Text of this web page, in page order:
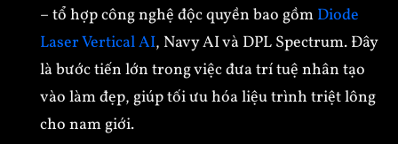
– tổ hợp công nghệ độc quyền bao gồm Diode
Laser Vertical AI, Navy AI và DPL Spectrum. Đây
là bước tiến lớn trong việc đưa trí tuệ nhân tạo
vào làm đẹp, giúp tối ưu hóa liệu trình triệt lông
cho nam giới.